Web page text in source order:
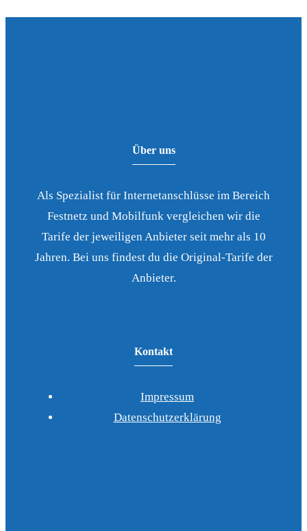
Über uns
Als Spezialist für Internetanschlüsse im Bereich
Festnetz und Mobilfunk vergleichen wir die
Tarife der jeweiligen Anbieter seit mehr als 10
Jahren. Bei uns findest du die Original-Tarife der
Anbieter.
Kontakt
Impressum
Datenschutzerklärung